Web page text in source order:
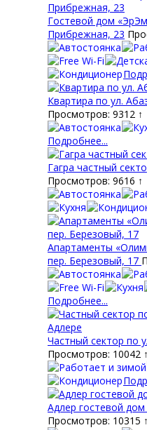
Гостевой дом
Прибрежная, 23
Квартира по ул.
Просмотров: 9312 ↑
Подробнее...
Гагра частный
Просмотров: 9616 ↑
Апартаменты
пер. Березовый, 17
Подробнее...
Частный сектор по
Просмотров: 10042 ↑
Адлер гостевой
Просмотров: 10315 ↑